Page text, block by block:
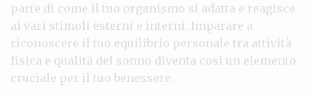
parte di come il tuo organismo si adatta e reagisce
ai vari stimoli esterni e interni. Imparare a
riconoscere il tuo equilibrio personale tra attività
fisica e qualità del sonno diventa così un elemento
cruciale per il tuo benessere.